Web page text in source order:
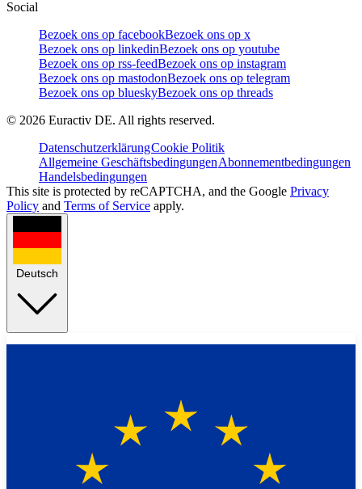
Social
Bezoek ons op facebookBezoek ons op x
Bezoek ons op linkedinBezoek ons op youtube
Bezoek ons op rss-feedBezoek ons op instagram
Bezoek ons op mastodonBezoek ons op telegram
Bezoek ons op blueskyBezoek ons op threads
© 2026 Euractiv DE. All rights reserved.
DatenschutzerklärungCookie Politik
Allgemeine GeschäftsbedingungenAbonnementbedingungen
Handelsbedingungen
This site is protected by reCAPTCHA, and the Google Privacy
Policy and Terms of Service apply.
Deutsch